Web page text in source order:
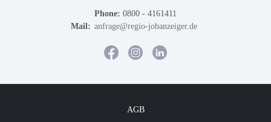
Phone: 0800 - 4161411
Mail: anfrage@regio-jobanzeiger.de
AGB